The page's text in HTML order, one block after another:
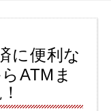
に便利な
ATMま